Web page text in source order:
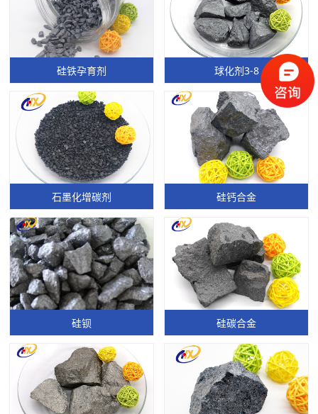
硅铁孕育剂 球化剂3-8
石墨化增碳剂 硅钙合金
硅钡 硅碳合金